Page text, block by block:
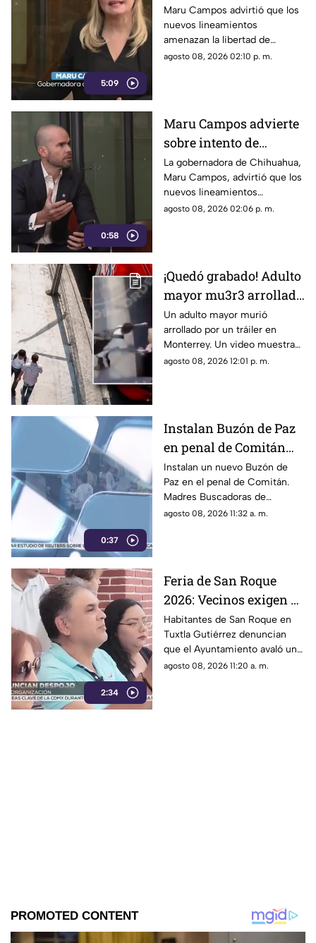
5:09
rechaza regulaciones
que amenazan la
libertad de expresión y
sancionan a la prensa
Maru Campos advirtió que los
nuevos lineamientos
amenazan la libertad de
expresión al permitir al poder
agosto 08, 2026 02:10 p. m.
0:58
Maru Campos advierte
sobre intento de
censura del Gobierno
Federal bajo la nueva
ley que controla a los
medios
La gobernadora de Chihuahua,
Maru Campos, advirtió que los
nuevos lineamientos
impulsados por el Gobierno
agosto 08, 2026 02:06 p. m.
¡Quedó grabado! Adulto
mayor mu3r3 arrollado
por un tráiler tras ser
empujado en
Monterrey
Un adulto mayor murió
arrollado por un tráiler en
Monterrey. Un video muestra
que momentos antes un joven
agosto 08, 2026 12:01 p. m.
0:37
Instalan Buzón de Paz
en penal de Comitán
para buscar a personas
desaparecidas
Instalan un nuevo Buzón de
Paz en el penal de Comitán.
Madres Buscadoras de
Chiapas buscan obtener datos
agosto 08, 2026 11:32 a. m.
2:34
Feria de San Roque
2026: Vecinos exigen al
Ayuntamiento de
Tuxtla respetar
patronato tradicional
Habitantes de San Roque en
Tuxtla Gutiérrez denuncian
que el Ayuntamiento avaló un
comité externo para organizar
agosto 08, 2026 11:20 a. m.